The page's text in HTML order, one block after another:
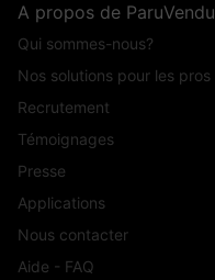
A propos de ParuVendu
Qui sommes-nous?
Nos solutions pour les pros
Recrutement
Témoignages
Presse
Applications
Nous contacter
Aide - FAQ